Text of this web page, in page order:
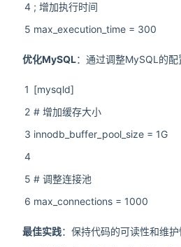
4
5
; 增加执行时间
max_execution_time = 300
优化MySQL：通过调整MySQL的
1
2
3
4
5
6
[mysqld]
# 增加缓存大小
innodb_buffer_pool_size = 1G
# 调整连接池
max_connections = 1000
最佳实践：保持代码的可读性和维